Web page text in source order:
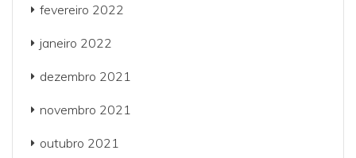
fevereiro 2022
janeiro 2022
dezembro 2021
novembro 2021
outubro 2021